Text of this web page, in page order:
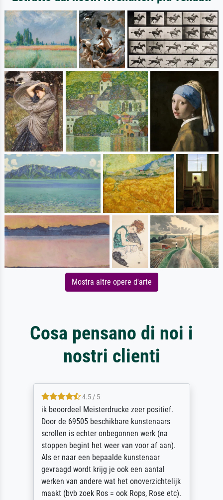
Mostra altre opere d'arte
Cosa pensano di noi i
nostri clienti
4.5 / 5
ik beoordeel Meisterdrucke zeer positief.
Door de 69505 beschikbare kunstenaars
scrollen is echter onbegonnen werk (na
stoppen begint het weer van voor af aan).
Als er naar een bepaalde kunstenaar
gevraagd wordt krijg je ook een aantal
werken van andere wat het onoverzichtelijk
maakt (bvb zoek Ros = ook Rops, Rose etc).